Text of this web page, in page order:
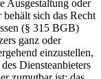
Ausgestaltung oder
sich das Recht
(§ 315 BGB)
ganz oder
einzustellen,
Diensteanbieters